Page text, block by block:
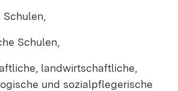
Schulen,
landwirtschaftliche,
und sozialpflegerische